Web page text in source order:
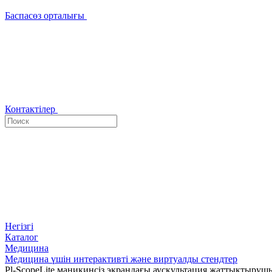
Баспасөз орталығы
Контактілер
Негізгі
Каталог
Медицина
Медицина үшін интерактивті және виртуалды стендтер
Pl-ScopeLite маникинсіз экрандағы аускультация